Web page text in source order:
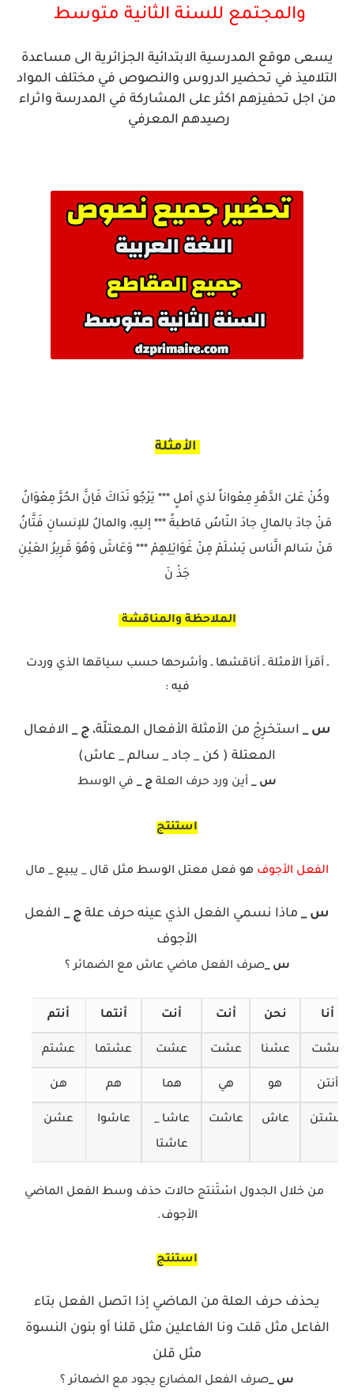
والمجتمع للسنة الثانية متوسط
يسعى موقع المدرسية الابتدائية الجزائرية الى مساعدة
التلاميذ في تحضير الدروس والنصوص في مختلف المواد
من اجل تحفيزهم اكثر على المشاركة في المدرسة واثراء
رصيدهم المعرفي
الأمثلة
وكُنْ عَلىَ الدَّهْرِ مِعْواناً لذي أملٍ *** يَرْجُو نَدَاكَ فَإنَّ الحُرَّ مِعْوَانُ
مَنْ جادَ بالمالِ جادَ النّاسُ قاطبةً *** إليهِ، والمالُ للإنسانِ فَتَّانُ
مَنْ سَالم الَّناس يَسْلَمْ مِنْ غَوَائِلِهِمْ *** وَعَاشَ وَهُوَ قَرِيرُ العَيْنِ
جَذْ نَ
الملاحظة والمناقشة
ـ أقرأ الأمثلة ـ أناقشها ـ وأشرحها حسب سياقها الذي وردت
فيه :
س _ استخرِجْ من الأمثلة الأفعال المعتلّة، ج _ الافعال
المعتلة ( كن _ جاد _ سالم _ عاش)
س _ أين ورد حرف العلة ج _ في الوسط
استنتج
الفعل الأجوف هو فعل معتل الوسط مثل قال _ يبيع _ مال
س _ ماذا نسمي الفعل الذي عينه حرف علة ج _ الفعل
الأجوف
س _صرف الفعل ماضي عاش مع الضمائر ؟
أنا نحن أنت أنت أنتما أنتم
عشت عشنا عشت عشت عشتما عشتم
أنتن هو هي هما هم هن
عشتن عاش عاشت
عاشا _
عاشتا
عاشوا عشن
من خلال الجدول اسْتَنتج حالات حذف وسط الفعل الماضي
الأجوف.
استنتج
يحذف حرف العلة من الماضي إذا اتصل الفعل بتاء
الفاعل مثل قلت ونا الفاعلين مثل قلنا أو بنون النسوة
مثل قلن
س _صرف الفعل المضارع يجود مع الضمائر ؟